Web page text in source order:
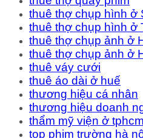
thuê thợ chụp hình ở
thuê thợ chụp hình ở
thuê thợ chụp ảnh ở
thuê thợ chụp ảnh ở
thuê váy cưới
thuê áo dài ở huế
thương hiệu cá nhân
thương hiệu doanh
thẩm mỹ viện ở tphcm
top phim trường hà